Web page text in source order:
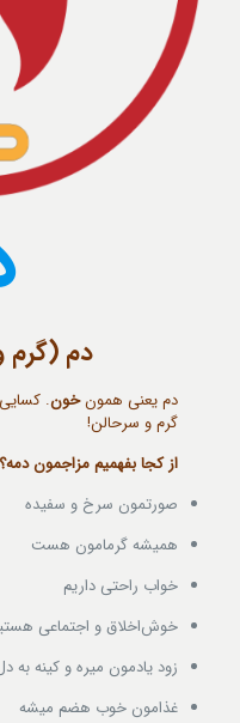
دم (گرم
دم یعنی همونخون.
گرم و سرحالن!
از کجا بفهمیم مزاجمون دمه؟
صورتمون سرخ و سفیده
همیشه گرمامون هست
خواب راحتی داریم
خوش‌اخلاق و اجتماعی
زود یادمون میره و کینه به
غذامون خوب هضم میشه